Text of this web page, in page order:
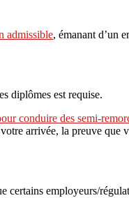
admissible, émanant d’un
diplômes est requise.
conduire des semi-
arrivée, la preuve que
employeurs/